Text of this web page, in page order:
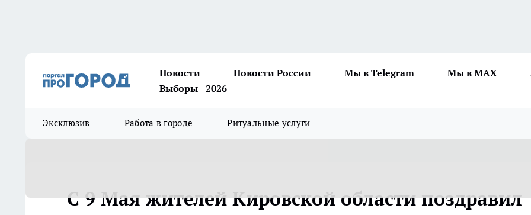
Новости Новости России Мы в Telegram Мы в MAX
Выборы - 2026
Эксклюзив Работа в городе Ритуальные услуги
С 9 Мая жителей Кировской области поздравил